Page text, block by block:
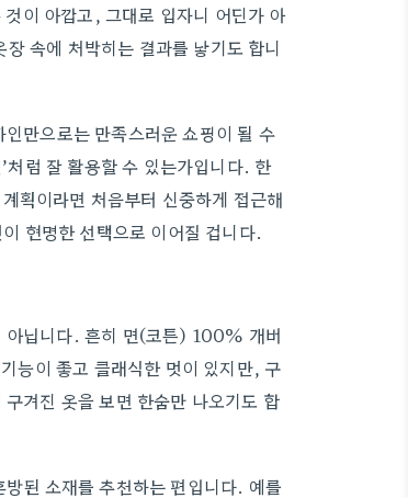
이 아깝고, 그대로 입자니 어딘가 아
속에 처박히는 결과를 낳기도 합니
만으로는 만족스러운 쇼핑이 될 수
처럼 잘 활용할 수 있는가입니다. 한
획이라면 처음부터 신중하게 접근해
현명한 선택으로 이어질 겁니다.
아닙니다. 흔히 면(코튼) 100% 개버
능이 좋고 클래식한 멋이 있지만, 구
겨진 옷을 보면 한숨만 나오기도 합
된 소재를 추천하는 편입니다. 예를